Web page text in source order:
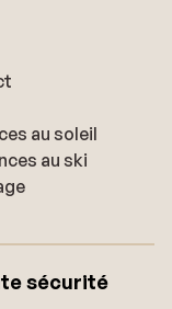
au soleil
au ski
sécurité